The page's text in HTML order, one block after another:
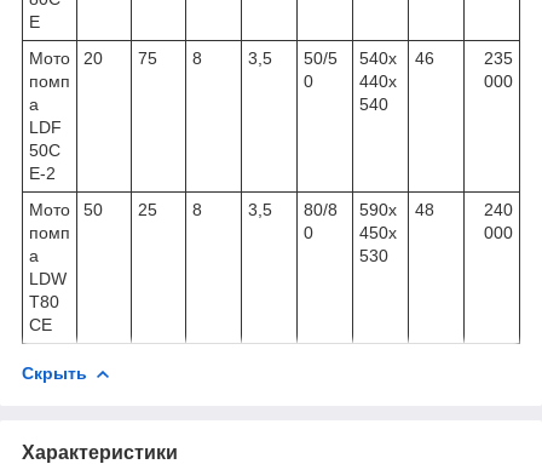
E
Мото
помп
а
LDF
50C
E-2
20 75 8 3,5
50/5
0
540х
440х
540
46
235
000
Мото
помп
а
LDW
T80
CE
50 25 8 3,5
80/8
0
590х
450х
530
48
240
000
Скрыть
Характеристики